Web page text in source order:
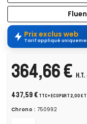
Prix exclus web
Tarif appliqué
364,66 € H.T.
437,59 € TTC+ ecopart 2,00 €
Chrono : 750992